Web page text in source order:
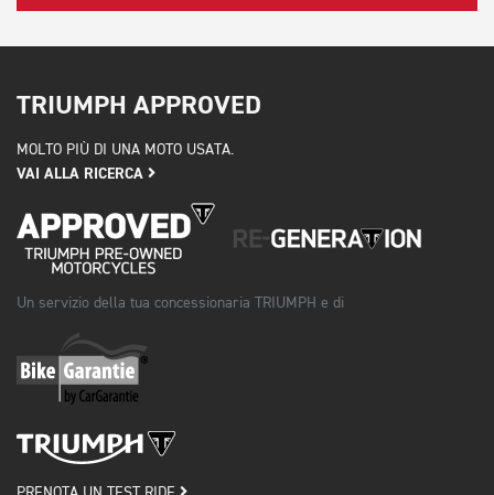
TRIUMPH APPROVED
MOLTO PIÙ DI UNA MOTO USATA.
VAI ALLA RICERCA
Un servizio della tua concessionaria TRIUMPH e di